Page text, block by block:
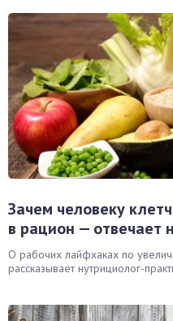
Зачем человеку
в рацион — отвечает
О рабочих лайфхаках по
рассказывает нутрициолог-